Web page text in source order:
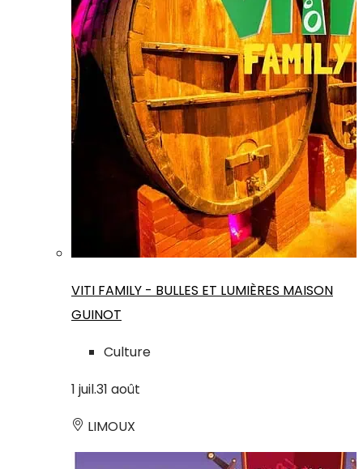
VITI FAMILY - BULLES ET LUMIÈRES MAISON
GUINOT
Culture
1 juil.31 août
LIMOUX